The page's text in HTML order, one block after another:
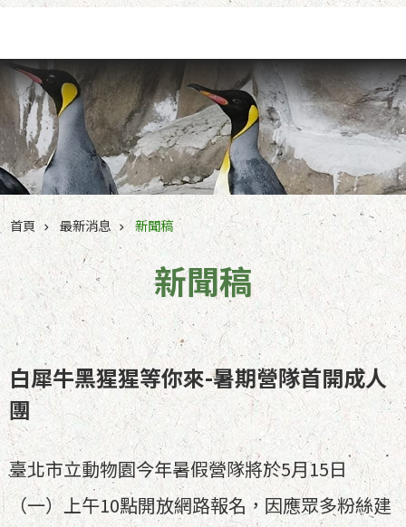
首頁 最新消息 新聞稿
新聞稿
白犀牛黑猩猩等你來-暑期營隊首開成人
團
臺北市立動物園今年暑假營隊將於5月15日
（一）上午10點開放網路報名，因應眾多粉絲建